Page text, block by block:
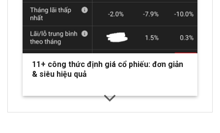
11+ công thức định giá cổ phiếu: đơn giản
& siêu hiệu quả